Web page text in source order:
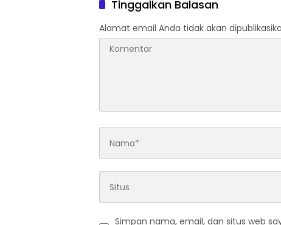
Tinggalkan Balasan
Alamat email Anda tidak akan
Simpan nama, email, dan situs web